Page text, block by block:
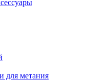
для метания